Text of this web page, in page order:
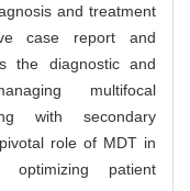
and treatment
case report and
the diagnostic and
multifocal
with secondary
role of MDT in
optimizing patient